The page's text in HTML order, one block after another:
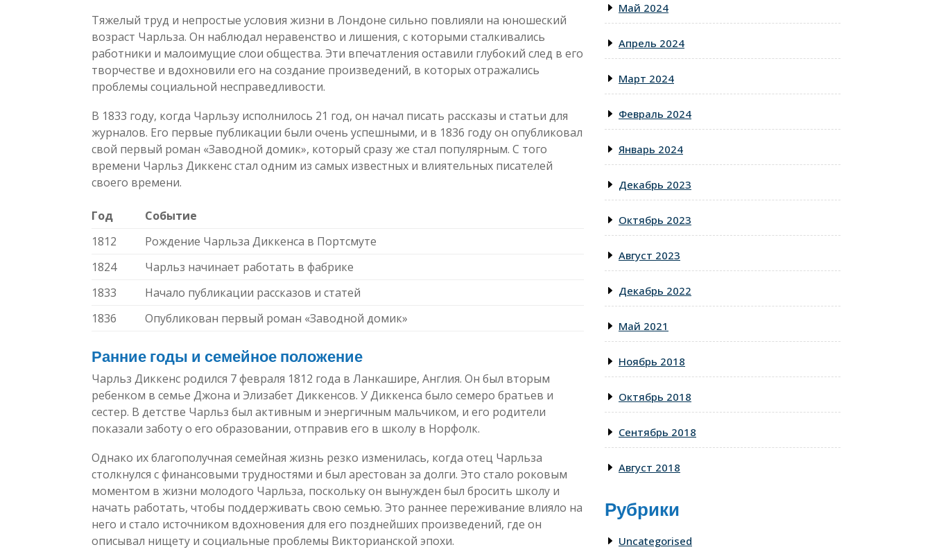
Тяжелый труд и непростые условия жизни в Лондоне сильно повлияли на юношеский
возраст Чарльза. Он наблюдал неравенство и лишения, с которыми сталкивались
работники и малоимущие слои общества. Эти впечатления оставили глубокий след в его
творчестве и вдохновили его на создание произведений, в которых отражались
проблемы социальной несправедливости.
В 1833 году, когда Чарльзу исполнилось 21 год, он начал писать рассказы и статьи для
журналов. Его первые публикации были очень успешными, и в 1836 году он опубликовал
свой первый роман «Заводной домик», который сразу же стал популярным. С того
времени Чарльз Диккенс стал одним из самых известных и влиятельных писателей
своего времени.
Год
Событие
1812
Рождение Чарльза Диккенса в Портсмуте
1824
Чарльз начинает работать в фабрике
1833
Начало публикации рассказов и статей
1836
Опубликован первый роман «Заводной домик»
Ранние годы и семейное положение
Чарльз Диккенс родился 7 февраля 1812 года в Ланкашире, Англия. Он был вторым
ребенком в семье Джона и Элизабет Диккенсов. У Диккенса было семеро братьев и
сестер. В детстве Чарльз был активным и энергичным мальчиком, и его родители
показали заботу о его образовании, отправив его в школу в Норфолк.
Однако их благополучная семейная жизнь резко изменилась, когда отец Чарльза
столкнулся с финансовыми трудностями и был арестован за долги. Это стало роковым
моментом в жизни молодого Чарльза, поскольку он вынужден был бросить школу и
начать работать, чтобы поддерживать свою семью. Это раннее переживание влияло на
него и стало источником вдохновения для его позднейших произведений, где он
описывал нищету и социальные проблемы Викторианской эпохи.
Май 2024
Апрель 2024
Март 2024
Февраль 2024
Январь 2024
Декабрь 2023
Октябрь 2023
Август 2023
Декабрь 2022
Май 2021
Ноябрь 2018
Октябрь 2018
Сентябрь 2018
Август 2018
Рубрики
Uncategorised